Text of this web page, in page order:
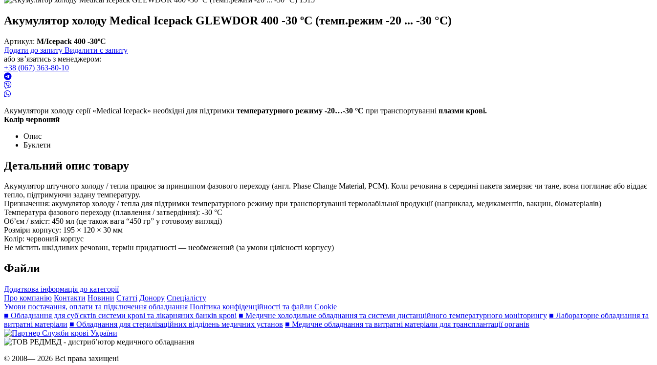
Акумулятор холоду Medical Icepack GLEWDOR 400 -30 ºC (темп.режим -20 ... -30 °С)
Артикул: M/Icepack 400 -30ºC
Додати до запиту Видалити с запиту
або звʼязатись з менеджером:
+38 (067) 363-80-10
Акумулятори холоду серії «Medical Icepack» необхідні для підтримки температурного режиму -20…-30 °С при транспортуванні плазми крові.
Колір червоний
Опис
Буклети
Детальний опис товару
Акумулятор штучного холоду / тепла працює за принципом фазового переходу (англ. Phase Change Material, PCM). Коли речовина в середині пакета замерзає чи тане, вона поглинає або віддає
тепло, підтримуючи задану температуру.
Призначення: акумулятор холоду / тепла для підтримки температурного режиму при транспортуванні термолабільної продукції (наприклад, медикаментів, вакцин, біоматеріалів)
Температура фазового переходу (плавлення / затвердіння): -30 °C
Об’єм / вміст: 450 мл (це також вага “450 гр” у готовому вигляді)
Розміри корпусу: 195 × 120 × 30 мм
Колір: червоний корпус
Не містить шкідливих речовин, термін придатності — необмежений (за умови цілісності корпусу)
Файли
Додаткова інформація до категорії
Про компанію Контакти Новини Статті Донору Спеціалісту
Умови постачання, оплати та підключення обладнання Політика конфіденційності та файли Cookie
■ Обладнання для суб'єктів системи крові та лікарняних банків крові ■ Медичне холодильне обладнання та системи дистанційного температурного моніторингу ■ Лабораторне обладнання та
витратні матеріали ■ Обладнання для стерилізаційних відділень медичних установ ■ Медичне обладнання та витратні матеріали для трансплантації органів
© 2008— 2026 Всі права захищені